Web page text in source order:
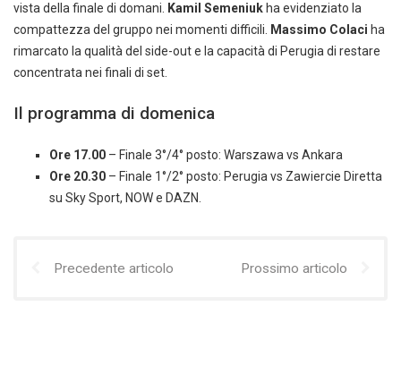
vista della finale di domani.
Kamil Semeniuk ha evidenziato la
compattezza del gruppo nei momenti difficili.
Massimo Colaci ha
rimarcato la qualità del side-out e la capacità di Perugia di restare
concentrata nei finali di set.
Il programma di domenica
Ore 17.00 – Finale 3°/4° posto: Warszawa vs Ankara
Ore 20.30 – Finale 1°/2° posto: Perugia vs Zawiercie Diretta
su Sky Sport, NOW e DAZN.
Precedente articolo Prossimo articolo